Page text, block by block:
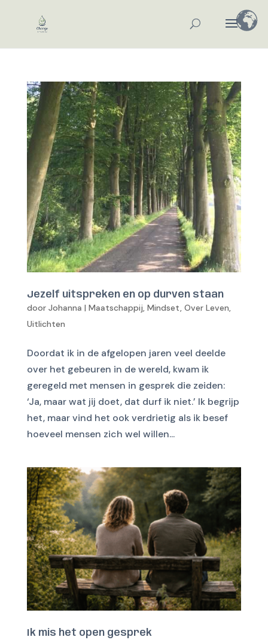
Jezelf uitspreken en op durven staan
door Johanna | Maatschappij, Mindset, Over Leven,
Uitlichten
Doordat ik in de afgelopen jaren veel deelde
over het gebeuren in de wereld, kwam ik
geregeld met mensen in gesprek die zeiden:
‘Ja, maar wat jij doet, dat durf ik niet.’ Ik begrijp
het, maar vind het ook verdrietig als ik besef
hoeveel mensen zich wel willen...
Ik mis het open gesprek